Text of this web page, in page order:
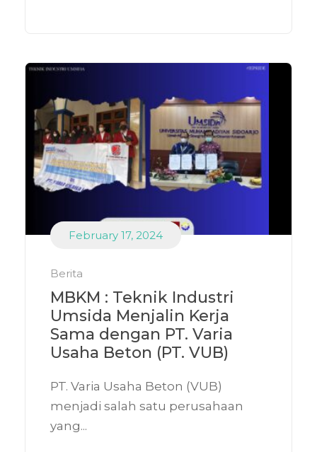
February 17, 2024
Berita
MBKM : Teknik Industri
Umsida Menjalin Kerja
Sama dengan PT. Varia
Usaha Beton (PT. VUB)
PT. Varia Usaha Beton (VUB)
menjadi salah satu perusahaan
yang...